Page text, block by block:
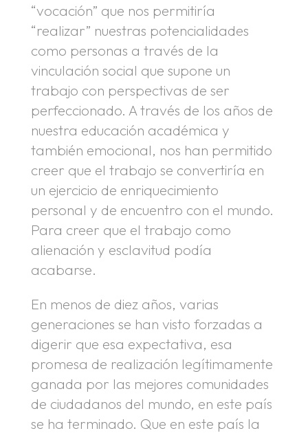
“vocación” que nos permitiría
“realizar” nuestras potencialidades
como personas a través de la
vinculación social que supone un
trabajo con perspectivas de ser
perfeccionado. A través de los años de
nuestra educación académica y
también emocional, nos han permitido
creer que el trabajo se convertiría en
un ejercicio de enriquecimiento
personal y de encuentro con el mundo.
Para creer que el trabajo como
alienación y esclavitud podía
acabarse.
En menos de diez años, varias
generaciones se han visto forzadas a
digerir que esa expectativa, esa
promesa de realización legítimamente
ganada por las mejores comunidades
de ciudadanos del mundo, en este país
se ha terminado. Que en este país la